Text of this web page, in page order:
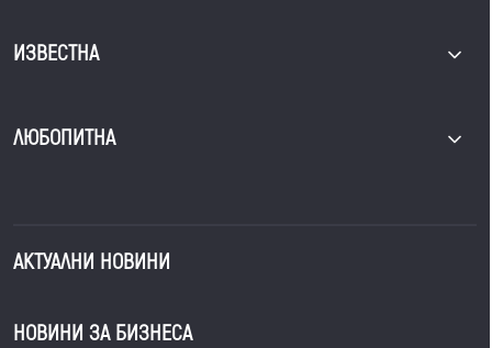
ИЗВЕСТНА
ЛЮБОПИТНА
АКТУАЛНИ НОВИНИ
НОВИНИ ЗА БИЗНЕСА